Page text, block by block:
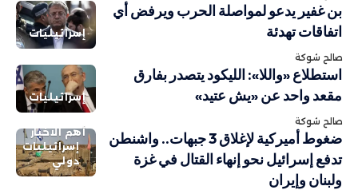
إسرائيليات
بن غفير يدعو لمواصلة الحرب ويرفض أي
اتفاقات تهدئة
صالح شوكة
إسرائيليات
استطلاع «واللا»: الليكود يتصدر بفارق
مقعد واحد عن «يش عتيد»
صالح شوكة
أهم الاخبار
إسرائيليات
دولي
ضغوط أميركية لإغلاق 3 جبهات.. واشنطن
تدفع إسرائيل نحو إنهاء القتال في غزة
ولبنان وإيران